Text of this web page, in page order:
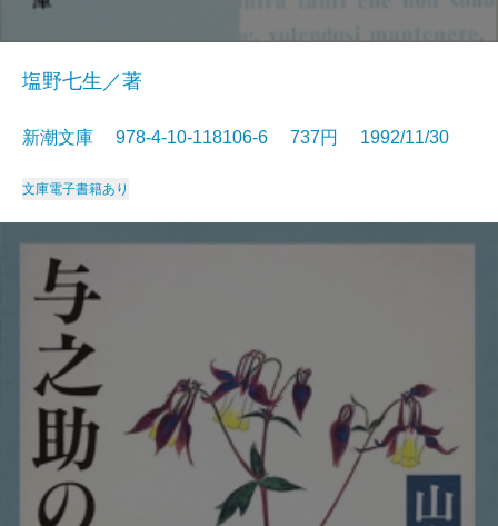
塩野七生／著
新潮文庫 978-4-10-118106-6 737円 1992/11/30
文庫電子書籍あり